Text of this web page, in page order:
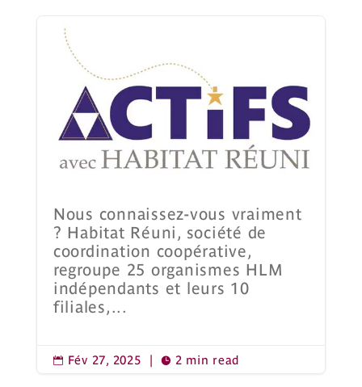
Nous connaissez-vous vraiment
? Habitat Réuni, société de
coordination coopérative,
regroupe 25 organismes HLM
indépendants et leurs 10
filiales,...
 Fév 27, 2025 |  2 min read